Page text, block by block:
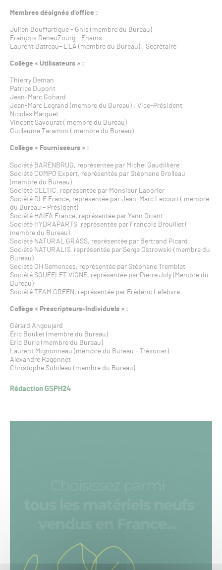
Membres désignés d’office :
Julien Bouffartigue – Gnis (membre du Bureau)
François DeneuZourg – Fnams
Laurent Batreau– L’EA (membre du Bureau) : Secrétaire
Collège « Utilisateurs » :
Thierry Deman
Patrice Dupont
Jean-Marc Gohard
Jean-Marc Legrand (membre du Bureau) : Vice-Président
Nicolas Marquet
Vincent Savourat ( membre du Bureau)
Guillaume Taramini ( membre du Bureau)
Collège « Fournisseurs » :
Société BARENBRUG, représentée par Michel Gaudillière
Société COMPO Expert, représentée par Stéphane Grolleau
(membre du Bureau)
Société CELTIC, représentée par Monsieur Laborier
Société DLF France, représentée par Jean-Marc Lecourt ( membre
du Bureau – Président)
Société HAIFA France, représentée par Yann Oriant
Société HYDRAPARTS, représentée par François Brouillet (
membre du Bureau)
Société NATURAL GRASS, représentée par Bertrand Picard
Société NATURALIS, représentée par Serge Ostrowski (membre du
Bureau)
Société OH Semences, représentée par Stéphane Tremblet
Société SOUFFLET VIGNE, représentée par Pierre Joly (Membre du
Bureau)
Société TEAM GREEN, représentée par Frédéric Lefebvre
Collège « Prescripteurs-Individuels » :
Gérard Angoujard
Éric Boullet (membre du Bureau)
Éric Burie (membre du Bureau)
Laurent Mignonneau (membre du Bureau – Trésorier)
Alexandre Ragonnet
Christophe Subileau (membre du Bureau)
Rédaction GSPH24